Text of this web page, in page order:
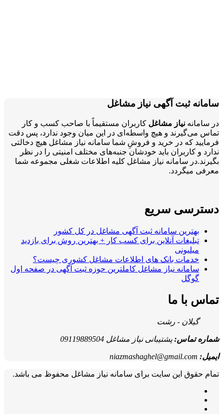
سامانه ثبت آگهی نیاز مشاغل
در سامانه نیاز مشاغلکاربران مستقیماً با صاحب کسب و کار
تماس می‌گیرند و هیچ واسطه‌ای در این میان وجود ندارد، پس دقت
فرمایید که در خرید و فروشِ شما سامانه نیاز مشاغل هیچ دخالتی
ندارد و کاربران باید خودشان جنبه‌های مختلف امنیتی را در نظر
بگیرند.در سامانه نیاز مشاغل کلیه اطلاعات شغلی مجموعه شما
معرفی میگردد.
دسترسی سریع
بهترین سامانه ثبت آگهی مشاغل در کل کشور
تبلیغات آنلاین برای کسب کار + بهترین روش برای بازدید
میلیونی
خدمات بانک های اطلاعات مشاغل کشوری چیست؟
سامانه نیاز مشاغل کاملترین حوزه ثبت آگهی در صفحه اول
گوگل
تماس با ما
گیلان - رشت
شماره تماس:پشتیبانی نیاز مشاغل 09119889504
ایمیل: niazmashaghel@gmail.com
تمام حقوق این سایت برای سامانه نیاز مشاغل محفوظ می باشد.